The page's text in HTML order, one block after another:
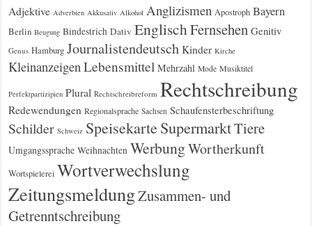
Adjektive Adverbien Akkusativ Alkohol Anglizismen Apostroph Bayern
Berlin Beugung Bindestrich Dativ EnglischFernsehen Genitiv
Genus Hamburg Journalistendeutsch Kinder Kirche
Kleinanzeigen Lebensmittel Mehrzahl Mode Musiktitel
Perfektpartizipien Plural Rechtschreibreform Rechtschreibung
Redewendungen Regionalsprache Sachsen Schaufensterbeschriftung
Schilder Schweiz Speisekarte SupermarktTiere
Umgangssprache Weihnachten WerbungWortherkunft
Wortspielerei Wortverwechslung
ZeitungsmeldungZusammen- und
Getrenntschreibung